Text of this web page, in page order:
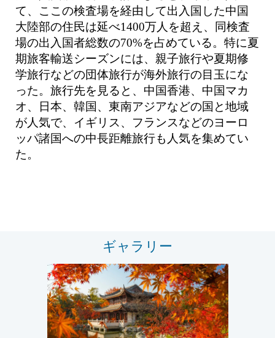
て、ここの検査場を経由して出入国した中国
大陸部の住民は延べ1400万人を超え、同検査
場の出入国者総数の70%を占めている。特に夏
期旅客輸送シーズンには、親子旅行や夏期修
学旅行などの団体旅行が海外旅行の目玉にな
った。旅行先を見ると、中国香港、中国マカ
オ、日本、韓国、東南アジアなどの国と地域
が人気で、イギリス、フランスなどのヨーロ
ッパ諸国への中長距離旅行も人気を集めてい
た。
ギャラリー